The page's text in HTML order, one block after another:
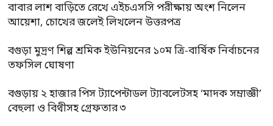
বাবার লাশ বাড়িতে রেখে এইচএসসি পরীক্ষায় অংশ নিলেন
আয়েশা, চোখের জলেই লিখলেন উত্তরপত্র
বগুড়া মুদ্রণ শিল্প শ্রমিক ইউনিয়নের ১০ম ত্রি-বার্ষিক নির্বাচনের
তফসিল ঘোষণা
বগুড়ায় ২ হাজার পিস ট্যাপেন্টাডল ট্যাবলেটসহ ‘মাদক সম্রাজ্ঞী’
বেহুলা ও বিথীসহ গ্রেফতার ৩